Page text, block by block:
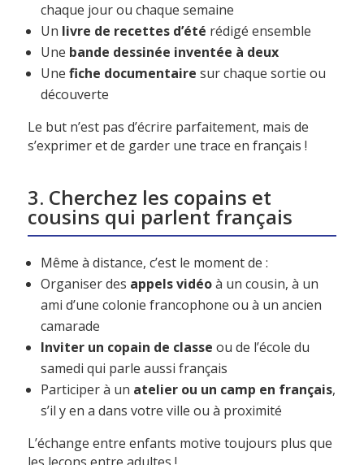
chaque jour ou chaque semaine
Un livre de recettes d’été rédigé ensemble
Une bande dessinée inventée à deux
Une fiche documentaire sur chaque sortie ou
découverte
Le but n’est pas d’écrire parfaitement, mais de
s’exprimer et de garder une trace en français !
3. Cherchez les copains et
cousins qui parlent français
Même à distance, c’est le moment de :
Organiser des appels vidéoà un cousin, à un
ami d’une colonie francophone ou à un ancien
camarade
Inviter un copain de classe ou de l’école du
samedi qui parle aussi français
Participer à un atelier ou un camp en français,
s’il y en a dans votre ville ou à proximité
L’échange entre enfants motive toujours plus que